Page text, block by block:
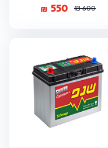
600
₪
550
₪